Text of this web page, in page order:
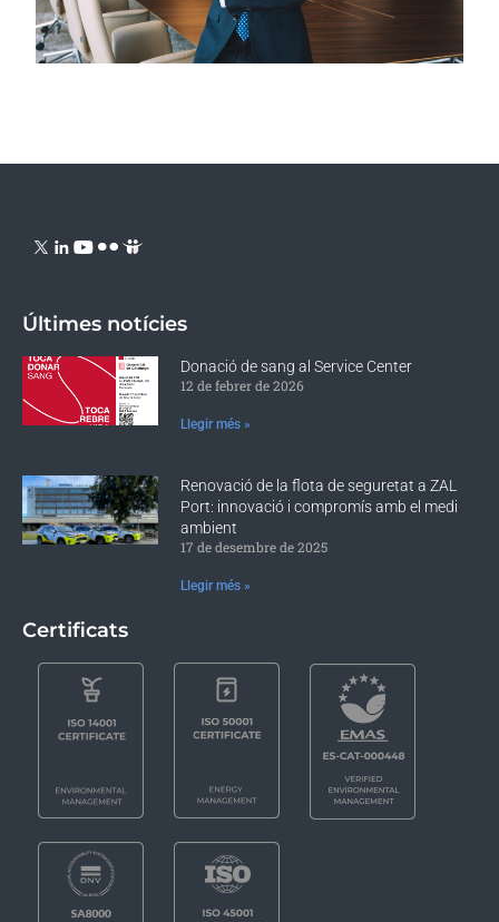
Últimes notícies
Donació de sang al Service Center
12 de febrer de 2026
Llegir més »
Renovació de la flota de seguretat a ZAL
Port: innovació i compromís amb el medi
ambient
17 de desembre de 2025
Llegir més »
Certificats